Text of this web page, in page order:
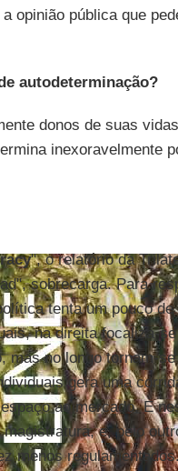
opinião pública que
autodeterminação?
donos de suas
inexoravelmente
", o relatório da
sobrecarga. Para
tenta um pouco
na direita focaliza-
mas no longo tornam-
gera uma
ao mercado. E
e, pelo
menos